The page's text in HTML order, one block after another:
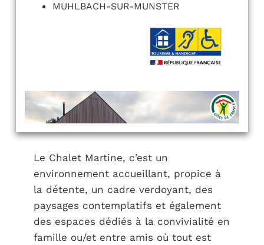
MUHLBACH-SUR-MUNSTER
Le Chalet Martine, c’est un
environnement accueillant, propice à
la détente, un cadre verdoyant, des
paysages contemplatifs et également
des espaces dédiés à la convivialité en
famille ou/et entre amis où tout est